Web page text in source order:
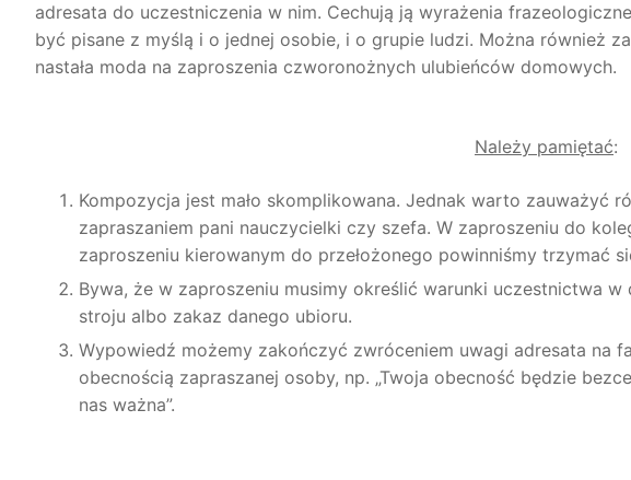
adresata do uczestniczenia w nim. Cechują ją wyrażenia
być pisane z myślą i o jednej osobie, i o grupie ludzi. Można również
nastała moda na zaproszenia czworonożnych ulubieńców domowych.
Należy pamiętać:
Kompozycja jest mało skomplikowana. Jednak warto zauważyć
zapraszaniem pani nauczycielki czy szefa. W zaproszeniu do
zaproszeniu kierowanym do przełożonego powinniśmy trzymać
Bywa, że w zaproszeniu musimy określić warunki uczestnictwa w
stroju albo zakaz danego ubioru.
Wypowiedź możemy zakończyć zwróceniem uwagi adresata na
obecnością zapraszanej osoby, np. „Twoja obecność będzie
nas ważna”.